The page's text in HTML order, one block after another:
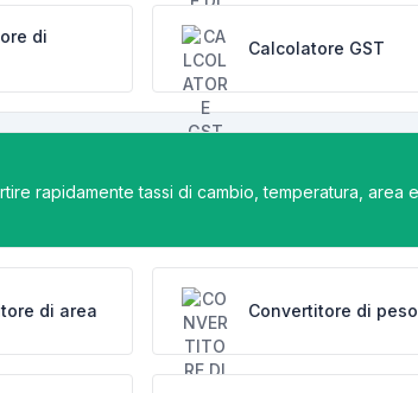
di
Calcolatore GST
rapidamente tassi di cambio, temperatura, area e
di area Convertitore di peso